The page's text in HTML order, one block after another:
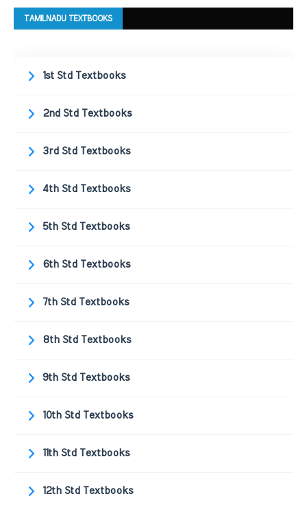
TAMILNADU TEXTBOOKS
1st Std Textbooks
2nd Std Textbooks
3rd Std Textbooks
4th Std Textbooks
5th Std Textbooks
6th Std Textbooks
7th Std Textbooks
8th Std Textbooks
9th Std Textbooks
10th Std Textbooks
11th Std Textbooks
12th Std Textbooks